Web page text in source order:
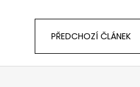
PŘEDCHOZÍ ČLÁNEK
č
Z